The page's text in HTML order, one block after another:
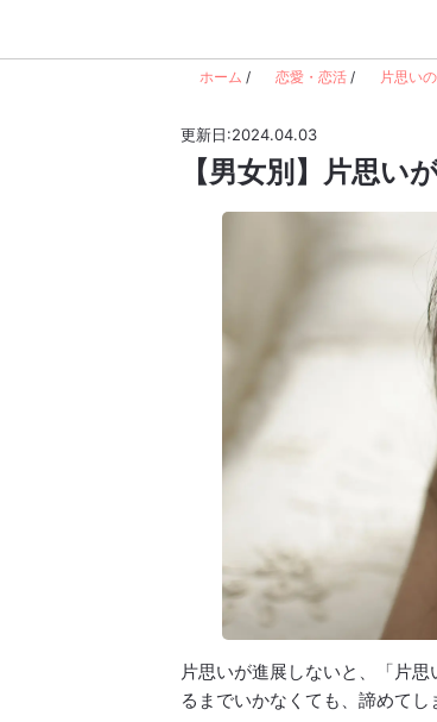
ホーム / 恋愛・恋活 / 片思い
更新日:2024.04.03
【男女別】片思
片思いが進展しないと、「片
るまでいかなくても、諦めて